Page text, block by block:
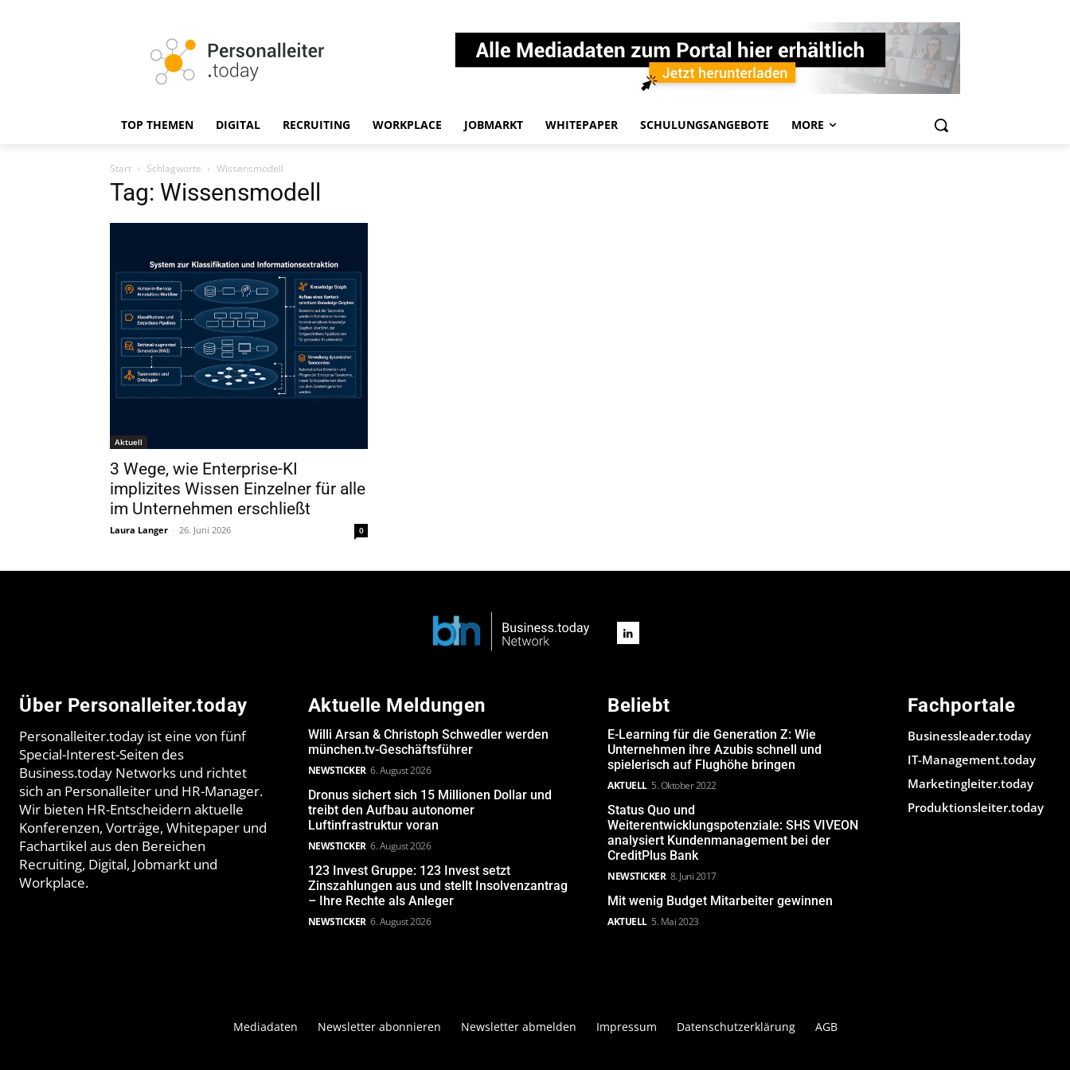
TOP THEMEN DIGITAL RECRUITING WORKPLACE JOBMARKT WHITEPAPER SCHULUNGSANGEBOTE MORE
Start Schlagworte Wissensmodell
Tag: Wissensmodell
Aktuell
3 Wege, wie Enterprise-KI
implizites Wissen Einzelner für alle
im Unternehmen erschließt
Laura Langer - 26. Juni 2026 0
Über Personalleiter.today
Personalleiter.today ist eine von fünf
Special-Interest-Seiten des
Business.today Networks und richtet
sich an Personalleiter und HR-Manager.
Wir bieten HR-Entscheidern aktuelle
Konferenzen, Vorträge, Whitepaper und
Fachartikel aus den Bereichen
Recruiting, Digital, Jobmarkt und
Workplace.
Aktuelle Meldungen
Willi Arsan & Christoph Schwedler werden
münchen.tv-Geschäftsführer
NEWSTICKER 6. August 2026
Dronus sichert sich 15 Millionen Dollar und
treibt den Aufbau autonomer
Luftinfrastruktur voran
NEWSTICKER 6. August 2026
123 Invest Gruppe: 123 Invest setzt
Zinszahlungen aus und stellt Insolvenzantrag
– Ihre Rechte als Anleger
NEWSTICKER 6. August 2026
Beliebt
E-Learning für die Generation Z: Wie
Unternehmen ihre Azubis schnell und
spielerisch auf Flughöhe bringen
AKTUELL 5. Oktober 2022
Status Quo und
Weiterentwicklungspotenziale: SHS VIVEON
analysiert Kundenmanagement bei der
CreditPlus Bank
NEWSTICKER 8. Juni 2017
Mit wenig Budget Mitarbeiter gewinnen
AKTUELL 5. Mai 2023
Fachportale
Businessleader.today
IT-Management.today
Marketingleiter.today
Produktionsleiter.today
Mediadaten Newsletter abonnieren Newsletter abmelden Impressum Datenschutzerklärung AGB